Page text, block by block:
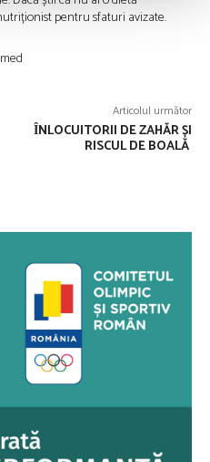
pentru sfaturi avizate.
Articolul următor
ȊNLOCUITORII DE ZAHĂR ȘI
RISCUL DE BOALĂ